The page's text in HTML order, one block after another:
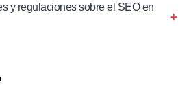
y regulaciones sobre el SEO en